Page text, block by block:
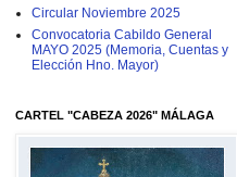
Circular Noviembre 2025
Convocatoria Cabildo General
MAYO 2025 (Memoria, Cuentas y
Elección Hno. Mayor)
CARTEL "CABEZA 2026" MÁLAGA